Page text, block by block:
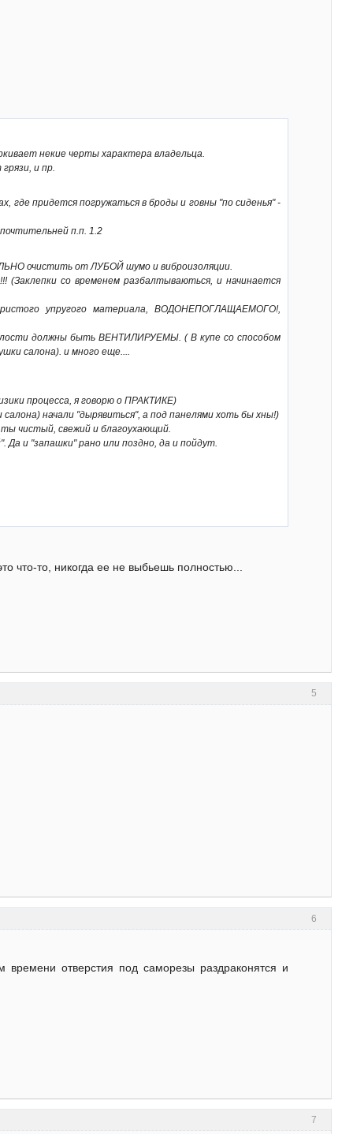
некие черты характера владельца.
и пр.
где придется погружаться в броды и говны "по сиденья" -
п.п. 1.2
очистить от ЛУБОЙ шумо и виброизоляции.
со временем разбалтываються, и начинается
упругого материала, ВОДОНЕПОГЛАЩАЕМОГО!,
должны быть ВЕНТИЛИРУЕМЫ. ( В купе со способом
салона). и много еще....
процесса, я говорю о ПРАКТИКЕ)
начали "дырявиться", а под панелями хоть бы хны!)
ты чистый, свежий и благоухающий.
и "запашки" рано или поздно, да и пойдут.
что-то, никогда ее не выбьешь полностью...
5
6
отверстия под саморезы раздраконятся и
7